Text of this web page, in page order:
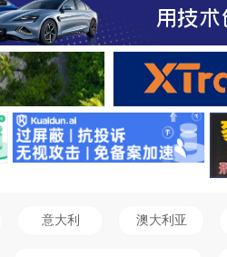
意大利 澳大利亚